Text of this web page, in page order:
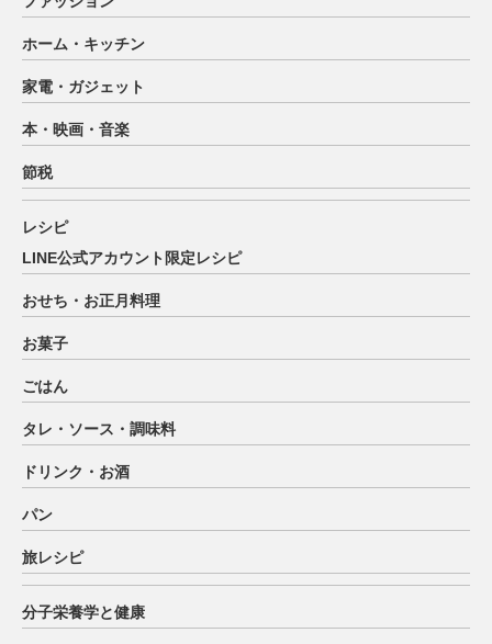
ホーム・キッチン
家電・ガジェット
本・映画・音楽
節税
レシピ
LINE公式アカウント限定レシピ
おせち・お正月料理
お菓子
ごはん
タレ・ソース・調味料
ドリンク・お酒
パン
旅レシピ
分子栄養学と健康